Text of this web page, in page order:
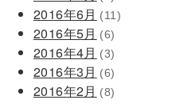
2016年6月 (11)
2016年5月 (6)
2016年4月 (3)
2016年3月 (6)
2016年2月 (8)